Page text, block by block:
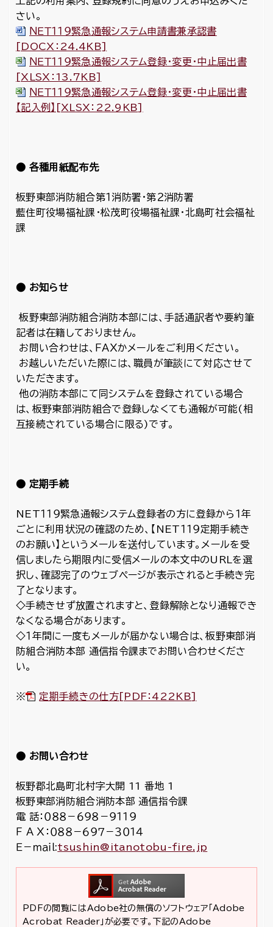
さい。
ＮＥＴ１１９緊急通報システム申請書兼承認書
[DOCX：24.4KB]
ＮＥＴ１１９緊急通報システム登録・変更・中止届出書
[XLSX：13.7KB]
ＮＥＴ１１９緊急通報システム登録・変更・中止届出書
【記入例】[XLSX：22.9KB]
● 各種用紙配布先
板野東部消防組合第１消防署・第２消防署
藍住町役場福祉課・松茂町役場福祉課・北島町社会福祉
課
● お知らせ
板野東部消防組合消防本部には、手話通訳者や要約筆
記者は在籍しておりません。
お問い合わせは、ＦＡＸかメールをご利用ください。
お越しいただいた際には、職員が筆談にて対応させて
いただきます。
他の消防本部にて同システムを登録されている場合
は、板野東部消防組合で登録しなくても通報が可能(相
互接続されている場合に限る)です。
● 定期手続
NET１１９緊急通報システム登録者の方に登録から１年
ごとに利用状況の確認のため、【NET１１９定期手続き
のお願い】というメールを送付しています。メールを受
信しましたら期限内に受信メールの本文中のURLを選
択し、確認完了のウェブページが表示されると手続き完
了となります。
◇手続きせず放置されますと、登録解除となり通報でき
なくなる場合があります。
◇１年間に一度もメールが届かない場合は、板野東部消
防組合消防本部 通信指令課までお問い合わせくださ
い。
※ 定期手続きの仕方[PDF：422KB]
● お問い合わせ
板野郡北島町北村字大開 11 番地 1
板野東部消防組合消防本部 通信指令課
電 話：０８８－６９８－９１１９
Ｆ Ａ Ｘ：０８８－６９７－３０１４
Ｅ－ｍａｉｌ:tsushin@itanotobu-fire.jp
PDFの閲覧にはAdobe社の無償のソフトウェア「Adobe
Acrobat Reader」が必要です。下記のAdobe